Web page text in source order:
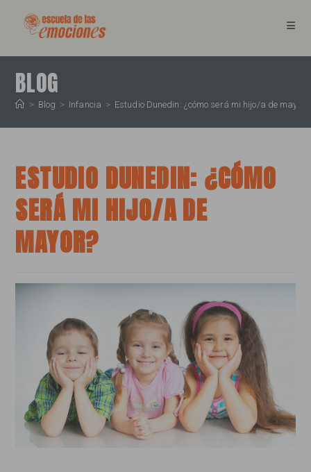
contenido
BLOG
> Blog > Infancia > Estudio Dunedin: ¿cómo será mi hijo/a de mayor?
ESTUDIO DUNEDIN: ¿CÓMO
SERÁ MI HIJO/A DE
MAYOR?